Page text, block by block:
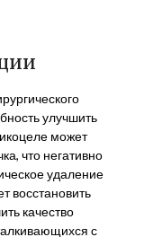
улучшить
может
что негативно
удаление
восстановить
качество
с